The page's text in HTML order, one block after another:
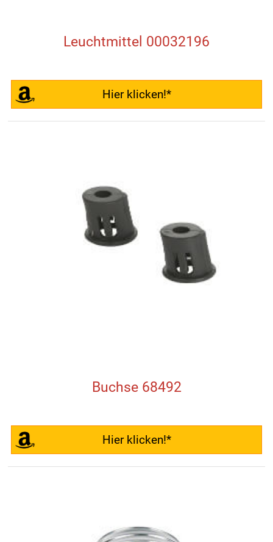
Leuchtmittel 00032196
Hier klicken!*
Buchse 68492
Hier klicken!*